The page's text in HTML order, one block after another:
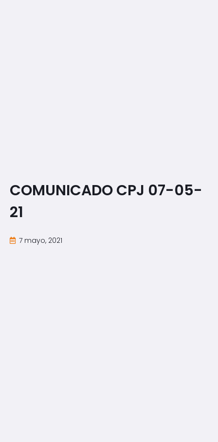
COMUNICADO CPJ 07-05-
21
7 mayo, 2021